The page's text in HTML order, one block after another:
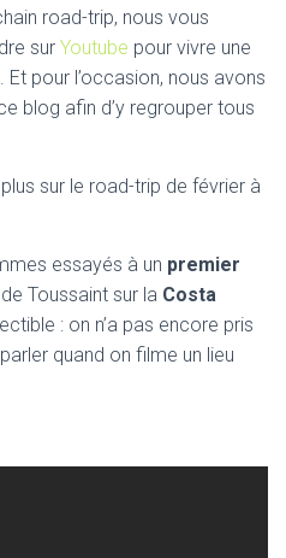
road-trip, nous vous
sur Youtube pour vivre une
pour l’occasion, nous avons
blog afin d’y regrouper tous
sur le road-trip de février à
essayés à un premier
Toussaint sur la Costa
: on n’a pas encore pris
quand on filme un lieu